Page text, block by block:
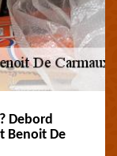
Debord
Benoit De